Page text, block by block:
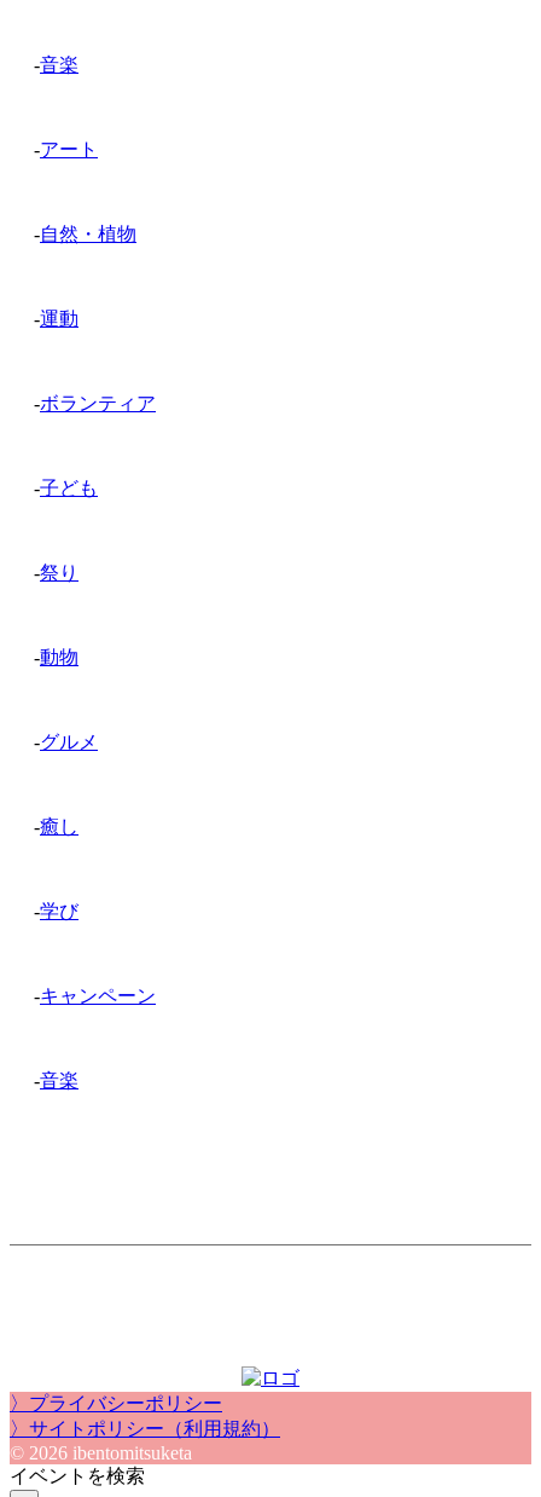
-音楽
-アート
-自然・植物
-運動
-ボランティア
-子ども
-祭り
-動物
-グルメ
-癒し
-学び
-キャンペーン
-音楽
〉プライバシーポリシー
〉サイトポリシー（利用規約）
© 2026 ibentomitsuketa
イベントを検索